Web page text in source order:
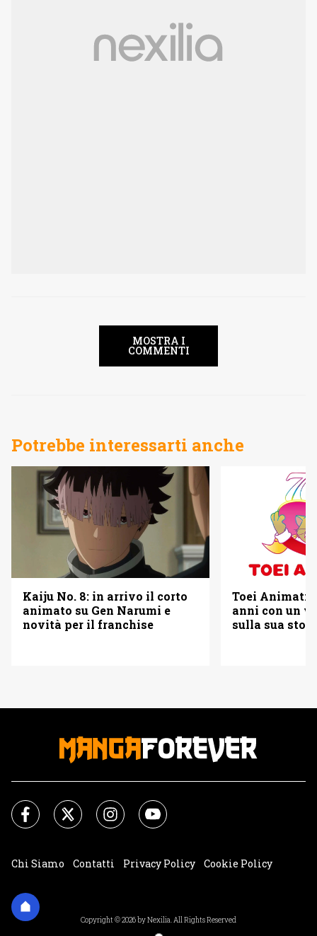
MOSTRA I
COMMENTI
Potrebbe interessarti anche
Kaiju No. 8: in arrivo il corto
animato su Gen Narumi e
novità per il franchise
Toei
anni con un
sulla sua
Chi Siamo Contatti Privacy Policy
Cookie Policy
Copyright © 2026 by Nexilia. All Rights Reserved